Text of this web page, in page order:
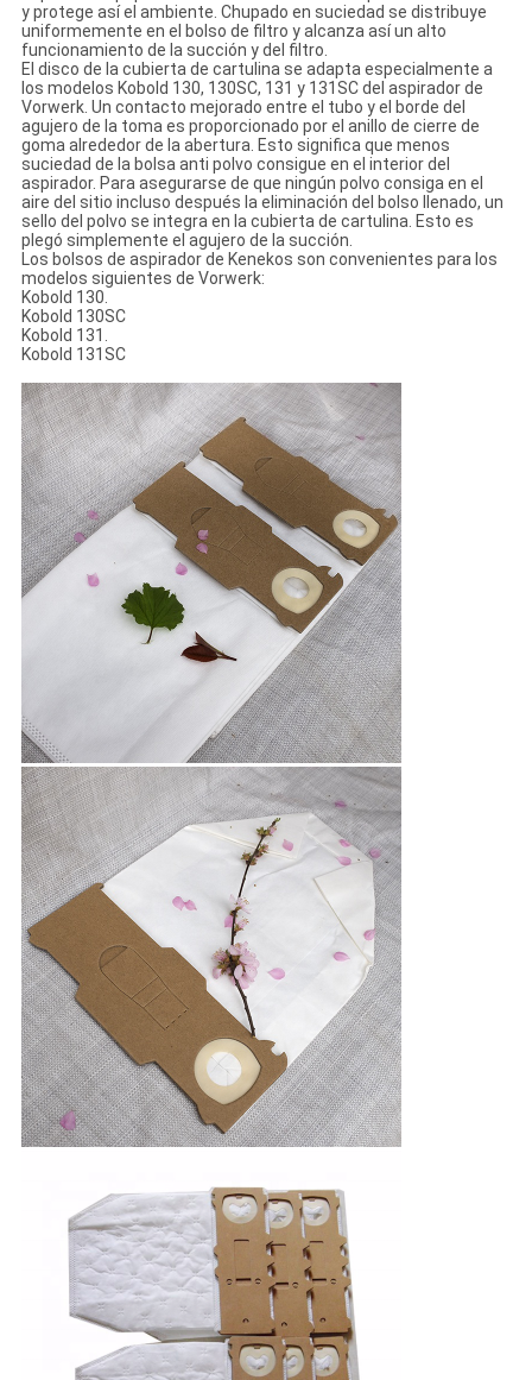
y protege así el ambiente. Chupado en suciedad se distribuye
uniformemente en el bolso de filtro y alcanza así un alto
funcionamiento de la succión y del filtro.
El disco de la cubierta de cartulina se adapta especialmente a
los modelos Kobold 130, 130SC, 131 y 131SC del aspirador de
Vorwerk. Un contacto mejorado entre el tubo y el borde del
agujero de la toma es proporcionado por el anillo de cierre de
goma alrededor de la abertura. Esto significa que menos
suciedad de la bolsa anti polvo consigue en el interior del
aspirador. Para asegurarse de que ningún polvo consiga en el
aire del sitio incluso después la eliminación del bolso llenado, un
sello del polvo se integra en la cubierta de cartulina. Esto es
plegó simplemente el agujero de la succión.
Los bolsos de aspirador de Kenekos son convenientes para los
modelos siguientes de Vorwerk:
Kobold 130.
Kobold 130SC
Kobold 131.
Kobold 131SC